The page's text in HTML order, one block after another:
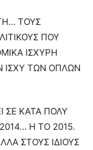
ΤΟΥΣ
ΠΟΥ
ΙΣΧΥΡΗ
ΙΣΧΥ ΤΩΝ ΟΠΛΩΝ
ΣΕ ΚΑΤΑ ΠΟΛΥ
Η ΤΟ 2015.
ΣΤΟΥΣ ΙΔΙΟΥΣ